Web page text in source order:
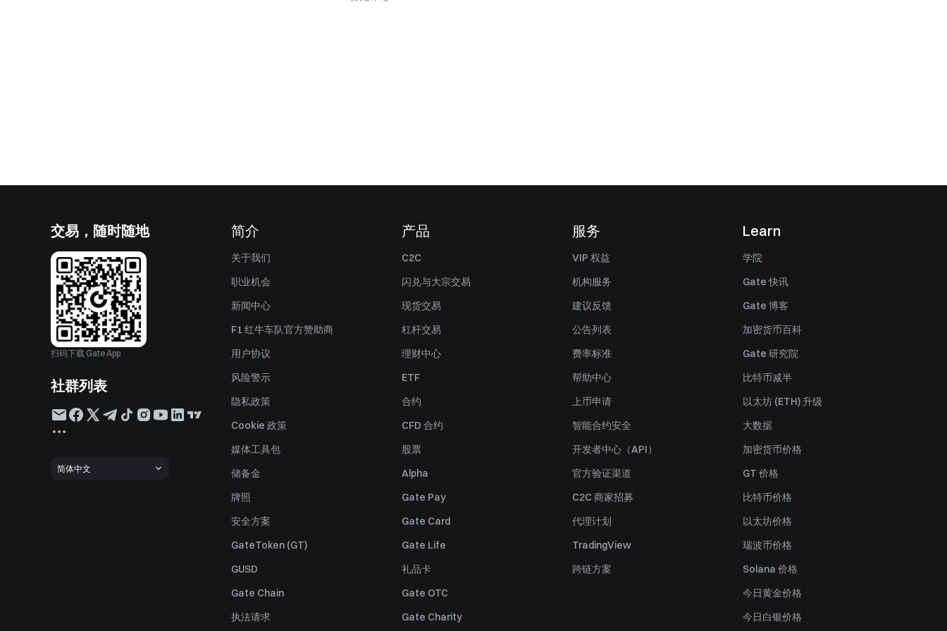
交易，随时随地
扫码下载 Gate App
社群列表
简体中文
简介
关于我们
职业机会
新闻中心
F1 红牛车队官方赞助商
用户协议
风险警示
隐私政策
Cookie 政策
媒体工具包
储备金
牌照
安全方案
GateToken (GT)
GUSD
Gate Chain
执法请求
产品
C2C
闪兑与大宗交易
现货交易
杠杆交易
理财中心
ETF
合约
CFD 合约
股票
Alpha
Gate Pay
Gate Card
Gate Life
礼品卡
Gate OTC
Gate Charity
服务
VIP 权益
机构服务
建议反馈
公告列表
费率标准
帮助中心
上币申请
智能合约安全
开发者中心（API）
官方验证渠道
C2C 商家招募
代理计划
TradingView
跨链方案
Learn
学院
Gate 快讯
Gate 博客
加密货币百科
Gate 研究院
比特币减半
以太坊 (ETH) 升级
大数据
加密货币价格
GT 价格
比特币价格
以太坊价格
瑞波币价格
Solana 价格
今日黄金价格
今日白银价格